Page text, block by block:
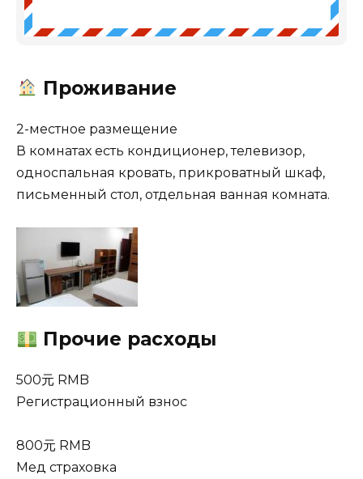
Проживание
2-местное размещение
В комнатах есть кондиционер, телевизор,
односпальная кровать, прикроватный шкаф,
письменный стол, отдельная ванная комната.
Прочие расходы
500元 RMB
Регистрационный взнос
800元 RMB
Мед страховка